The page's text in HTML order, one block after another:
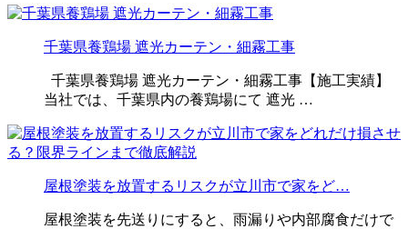
千葉県養鶏場 遮光カーテン・細霧工事
千葉県養鶏場 遮光カーテン・細霧工事【施工実績】
当社では、千葉県内の養鶏場にて 遮光 …
屋根塗装を放置するリスクが立川市で家をど…
屋根塗装を先送りにすると、雨漏りや内部腐食だけで